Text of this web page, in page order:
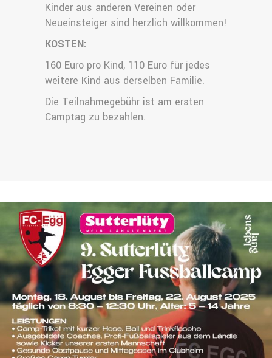
Kinder aus anderen Vereinen oder
Neueinsteiger sind herzlich willkommen!
KOSTEN:
160 Euro pro Kind, 110 Euro für jedes
weitere Kind aus derselben Familie.
Die Teilnahmegebühr ist am ersten
Camptag zu bezahlen.